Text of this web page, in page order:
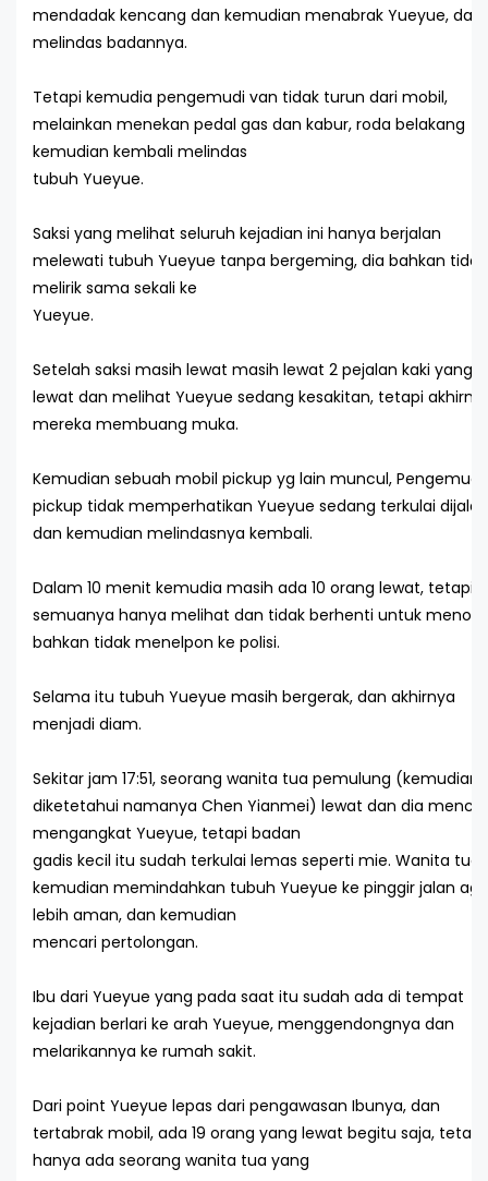
mendadak kencang dan kemudian menabrak Yueyue, dan
melindas badannya.
Tetapi kemudia pengemudi van tidak turun dari mobil,
melainkan menekan pedal gas dan kabur, roda belakang
kemudian kembali melindas
tubuh Yueyue.
Saksi yang melihat seluruh kejadian ini hanya berjalan
melewati tubuh Yueyue tanpa bergeming, dia bahkan tidak
melirik sama sekali ke
Yueyue.
Setelah saksi masih lewat masih lewat 2 pejalan kaki yang
lewat dan melihat Yueyue sedang kesakitan, tetapi
mereka membuang muka.
Kemudian sebuah mobil pickup yg lain muncul, Pengemudi
pickup tidak memperhatikan Yueyue sedang terkulai dijalan
dan kemudian melindasnya kembali.
Dalam 10 menit kemudia masih ada 10 orang lewat, tetapi
semuanya hanya melihat dan tidak berhenti untuk
bahkan tidak menelpon ke polisi.
Selama itu tubuh Yueyue masih bergerak, dan akhirnya
menjadi diam.
Sekitar jam 17:51, seorang wanita tua pemulung (kemudian
diketetahui namanya Chen Yianmei) lewat dan dia
mengangkat Yueyue, tetapi badan
gadis kecil itu sudah terkulai lemas seperti mie. Wanita tua
kemudian memindahkan tubuh Yueyue ke pinggir jalan
lebih aman, dan kemudian
mencari pertolongan.
Ibu dari Yueyue yang pada saat itu sudah ada di tempat
kejadian berlari ke arah Yueyue, menggendongnya dan
melarikannya ke rumah sakit.
Dari point Yueyue lepas dari pengawasan Ibunya, dan
tertabrak mobil, ada 19 orang yang lewat begitu saja, tetapi
hanya ada seorang wanita tua yang